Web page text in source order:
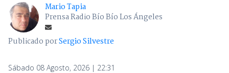
Mario Tapia
Prensa Radio Bío Bío Los Ángeles
Publicado porSergio Silvestre
Sábado 08 Agosto, 2026 | 22:31